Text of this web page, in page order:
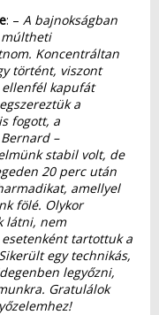
: – A bajnokságban
Koncentráltan
történt, viszont
kapufát
a
fogott, a
–
stabil volt, de
20 perc után
amellyel
fölé. Olykor
látni, nem
tartottuk a
egy technikás,
legyőzni,
Gratulálok